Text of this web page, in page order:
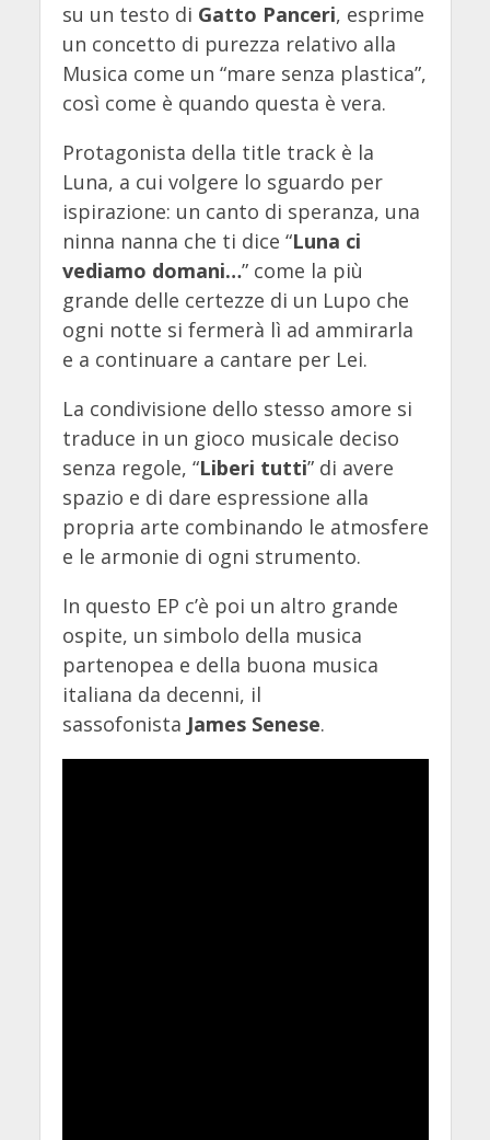
su un testo di Gatto Panceri, esprime
un concetto di purezza relativo alla
Musica come un “mare senza plastica”,
così come è quando questa è vera.
Protagonista della title track è la
Luna, a cui volgere lo sguardo per
ispirazione: un canto di speranza, una
ninna nanna che ti dice “Luna ci
vediamo domani…” come la più
grande delle certezze di un Lupo che
ogni notte si fermerà lì ad ammirarla
e a continuare a cantare per Lei.
La condivisione dello stesso amore si
traduce in un gioco musicale deciso
senza regole, “Liberi tutti” di avere
spazio e di dare espressione alla
propria arte combinando le atmosfere
e le armonie di ogni strumento.
In questo EP c’è poi un altro grande
ospite, un simbolo della musica
partenopea e della buona musica
italiana da decenni, il
sassofonista James Senese.